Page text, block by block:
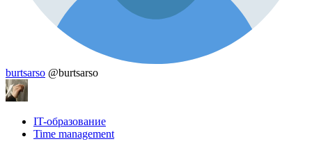
burtsarso @burtsarso
IT-образование
Time management